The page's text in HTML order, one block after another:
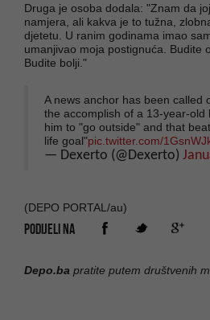
Druga je osoba dodala: "Znam da
namjera, ali kakva je to tužna,
djetetu. U ranim godinama imao
umanjivao moja postignuća. Budite
Budite bolji."
A news anchor has been called
the accomplish of a 13-year-old
him to "go outside" and that
life goal"pic.twitter.com/
— Dexerto (@Dexerto)
(DEPO PORTAL/au)
PODIJELI NA
Depo.ba pratite putem društvenih